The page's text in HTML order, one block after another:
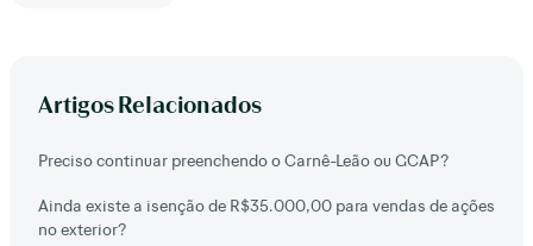
Artigos Relacionados
Preciso continuar preenchendo o Carnê-Leão ou GCAP?
Ainda existe a isenção de R$35.000,00 para vendas de ações
no exterior?